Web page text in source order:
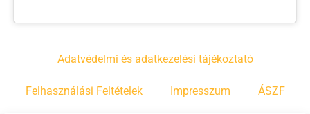
Adatvédelmi és adatkezelési tájékoztató
Felhasználási Feltételek Impresszum ÁSZF